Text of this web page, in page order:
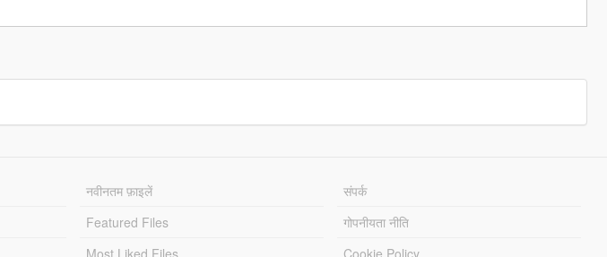
नवीनतम फ़ाइलें
Featured Files
Most Liked Files
संपर्क
गोपनीयता नीति
Cookie Policy